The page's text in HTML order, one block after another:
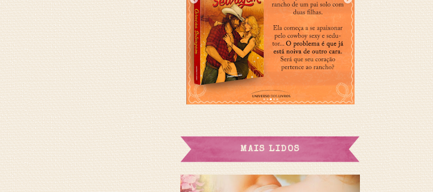
MAIS LIDOS